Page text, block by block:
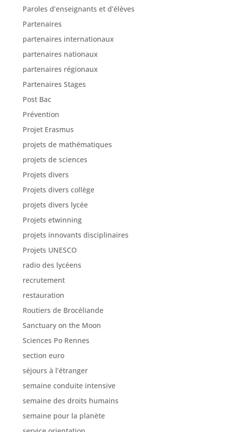
Paroles d’enseignants et d’élèves
Partenaires
partenaires internationaux
partenaires nationaux
partenaires régionaux
Partenaires Stages
Post Bac
Prévention
Projet Erasmus
projets de mathématiques
projets de sciences
Projets divers
Projets divers collège
projets divers lycée
Projets etwinning
projets innovants disciplinaires
Projets UNESCO
radio des lycéens
recrutement
restauration
Routiers de Brocéliande
Sanctuary on the Moon
Sciences Po Rennes
section euro
séjours à l’étranger
semaine conduite intensive
semaine des droits humains
semaine pour la planète